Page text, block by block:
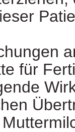
für